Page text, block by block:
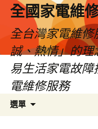
全國家電維
全台灣家電維
誠、熱情」的
易生活家電故
電維修服務
選單